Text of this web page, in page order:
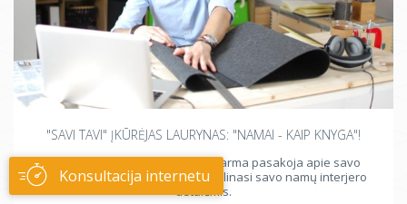
"SAVI TAVI" ĮKŪRĖJAS LAURYNAS: "NAMAI - KAIP KNYGA"!
"Savi Tavi" įkūrėjas Laurynas Marma pasakoja apie savo
prekinio ženklo atsiradimą bei dalinasi savo namų interjero
detalėmis.
Konsultacija internetu